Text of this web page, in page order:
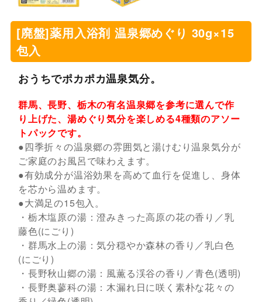
[廃盤]薬用入浴剤 温泉郷めぐり 30g×15
包入
おうちでポカポカ温泉気分。
群馬、長野、栃木の有名温泉郷を参考に選んで作
り上げた、湯めぐり気分を楽しめる4種類のアソー
トパックです。
●四季折々の温泉郷の雰囲気と湯けむり温泉気分が
ご家庭のお風呂で味わえます。
●有効成分が温浴効果を高めて血行を促進し、身体
を芯から温めます。
●大満足の15包入。
・栃木塩原の湯：澄みきった高原の花の香り／乳
藤色(にごり)
・群馬水上の湯：気分穏やか森林の香り／乳白色
(にごり)
・長野秋山郷の湯：風薫る渓谷の香り／青色(透明)
・長野奥蓼科の湯：木漏れ日に咲く素朴な花々の